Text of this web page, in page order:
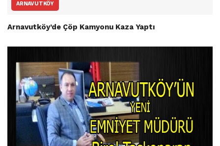
ARNAVUTKÖY
Arnavutköy’de Çöp Kamyonu Kaza Yaptı